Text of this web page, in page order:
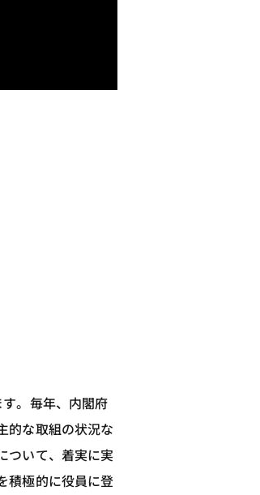
。毎年、内閣府
的な取組の状況な
ついて、着実に実
積極的に役員に登